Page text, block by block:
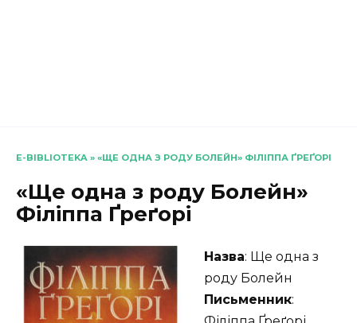
E-BIBLIOTEKA » «ЩЕ ОДНА З РОДУ БОЛЕЙН» ФІЛІППА ҐРЕҐОРІ
«Ще одна з роду Болейн»
Філіппа Ґреґорі
Назва: Ще одна з
роду Болейн
Письменник: